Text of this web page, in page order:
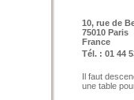
10, rue de
75010 Paris
France
Tél. : 01 44
Il faut
une table